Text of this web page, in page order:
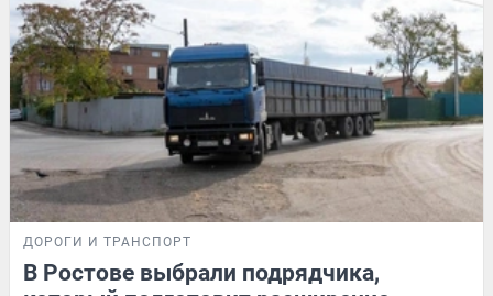
ДОРОГИ И ТРАНСПОРТ
В Ростове выбрали подрядчика,